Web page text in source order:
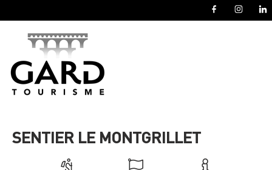
SENTIER LE MONTGRILLET